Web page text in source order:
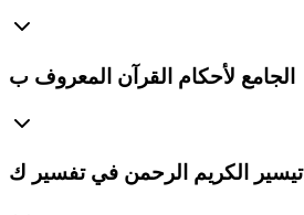
الجامع لأحكام القرآن المعروف ب
تيسير الكريم الرحمن في تفسير ك